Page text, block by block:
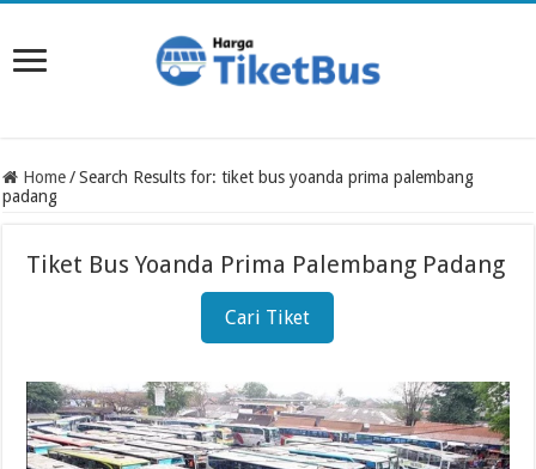
Home / Search Results for: tiket bus yoanda prima palembang
padang
Tiket Bus Yoanda Prima Palembang Padang
Cari Tiket